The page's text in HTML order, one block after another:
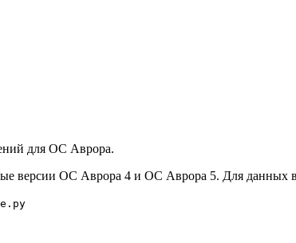
для ОС Аврора.
версии ОС Аврора 4 и ОC Аврора 5. Для данных